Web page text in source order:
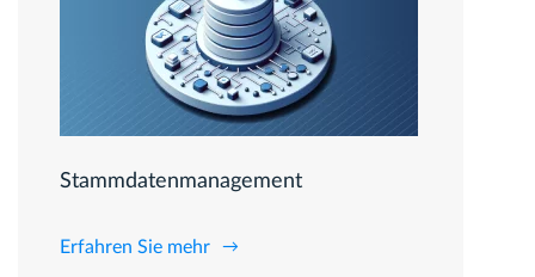
Stammdatenmanagement
Erfahren Sie mehr